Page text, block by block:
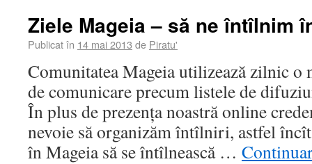
Ziele Mageia – să ne întîlnim
Publicat în 14 mai 2013 de Piratu'
Comunitatea Mageia utilizează zilnic o
de comunicare precum listele de
În plus de prezența noastră online
nevoie să organizăm întîlniri, astfel
în Mageia să se întîlnească …